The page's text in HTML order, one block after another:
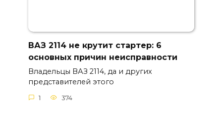
ВАЗ 2114 не крутит стартер: 6
основных причин неисправности
Владельцы ВАЗ 2114, да и других
представителей этого
1 374